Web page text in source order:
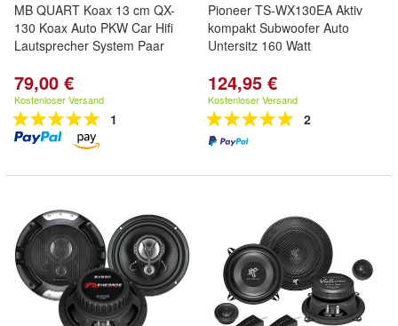
MB QUART Koax 13 cm QX-
130 Koax Auto PKW Car Hifi
Lautsprecher System Paar
79,00 €
Kostenloser Versand
1
Pioneer TS-WX130EA Aktiv
kompakt Subwoofer Auto
Untersitz 160 Watt
124,95 €
Kostenloser Versand
2